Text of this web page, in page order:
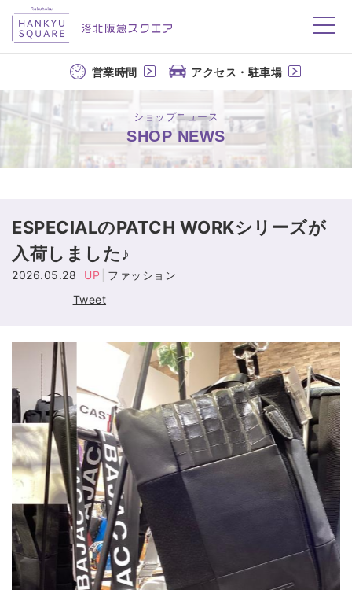
洛北阪急スクエア
営業時間 アクセス・駐車場
ショップニュース
SHOP NEWS
ESPECIALのPATCH WORKシリーズが
入荷しました♪
2026.05.28 UP
ファッション
Tweet